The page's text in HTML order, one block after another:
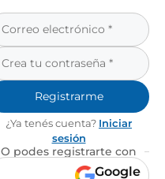
Registrarme
¿Ya tenés cuenta? Iniciar
sesión
O podes registrarte con
Google